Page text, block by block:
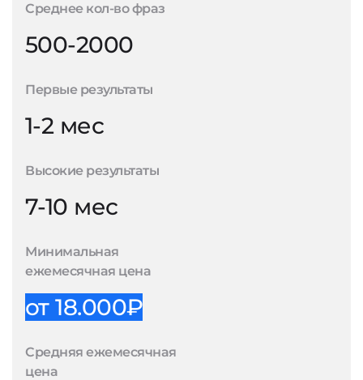
Среднее кол-во фраз
500-2000
Первые результаты
1-2 мес
Высокие результаты
7-10 мес
Минимальная
ежемесячная цена
от 18.000₽
Средняя ежемесячная
цена